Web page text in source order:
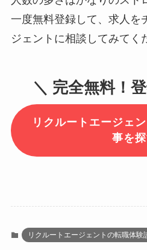
一度無料登録して、求人を
ジェントに相談してみてく
＼ 完全無料！
リクルートエージェ
事を
リクルートエージェントの転職体験